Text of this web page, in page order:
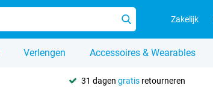
Zakelijk
Verlengen Accessoires & Wearables
31 dagen gratisretourneren